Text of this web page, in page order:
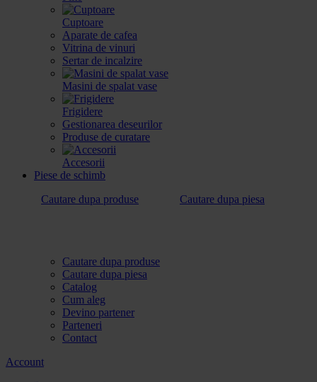
Cuptoare
Aparate de cafea
Vitrina de vinuri
Sertar de incalzire
Masini de spalat vase
Frigidere
Gestionarea deseurilor
Produse de curatare
Accesorii
Piese de schimb
Cautare dupa produse
Cautare dupa piesa
Cautare dupa produse
Cautare dupa piesa
Catalog
Cum aleg
Devino partener
Parteneri
Contact
Account